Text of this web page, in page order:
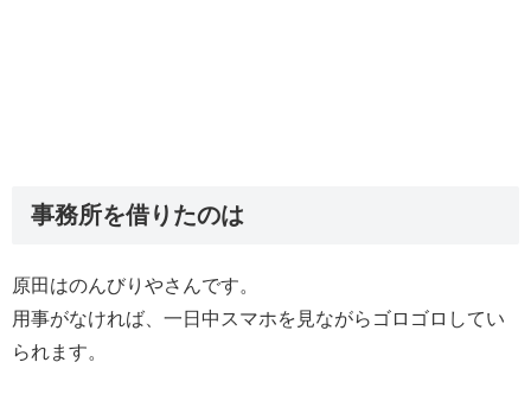
事務所を借りたのは
原田はのんびりやさんです。
用事がなければ、一日中スマホを見ながらゴロゴロしてい
られます。